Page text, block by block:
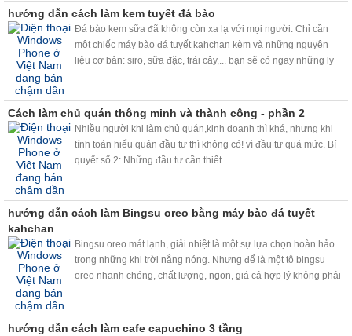
khẩu vị.
hướng dẫn cách làm kem tuyết đá bào
Đá bào kem sữa đã không còn xa lạ với mọi người. Chỉ cần
một chiếc máy bào đá tuyết kahchan kèm và những nguyên
liệu cơ bản: siro, sữa đặc, trái cây,... bạn sẽ có ngay những ly
Cách làm chủ quán thông minh và thành công - phần 2
Nhiều người khi làm chủ quán,kinh doanh thì khá, nhưng khi
tính toán hiểu quản đầu tư thì không có! vì đầu tư quá mức. Bí
quyết số 2: Những đầu tư cần thiết
hướng dẫn cách làm Bingsu oreo bằng máy bào đá tuyết
kahchan
Bingsu oreo mát lạnh, giải nhiệt là một sự lựa chọn hoàn hảo
trong những khi trời nắng nóng. Nhưng để là một tô bingsu
oreo nhanh chóng, chất lượng, ngon, giá cả hợp lý không phải
hướng dẫn cách làm cafe capuchino 3 tầng